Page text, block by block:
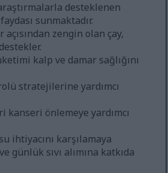
desteklenen
sunmaktadır.
zengin olan çay,
kalp ve damar sağlığını
stratejilerine yardımcı
kanseri önlemeye yardımcı
ihtiyacını karşılamaya
günlük sıvı alımına katkıda